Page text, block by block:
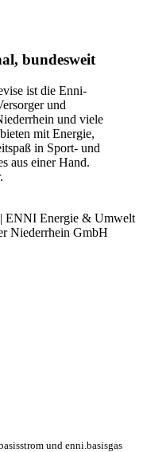
bundesweit
ist die Enni-
und
und viele
mit Energie,
in Sport- und
aus einer Hand.
ENNI Energie & Umwelt
Niederrhein GmbH
und enni.basisgas